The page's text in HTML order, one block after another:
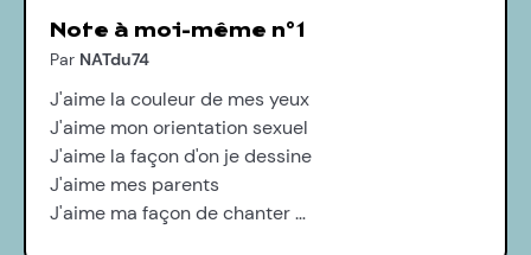
Note à moi-même n°1
Par NATdu74
J'aime la couleur de mes yeux
J'aime mon orientation sexuel
J'aime la façon d'on je dessine
J'aime mes parents
J'aime ma façon de chanter …